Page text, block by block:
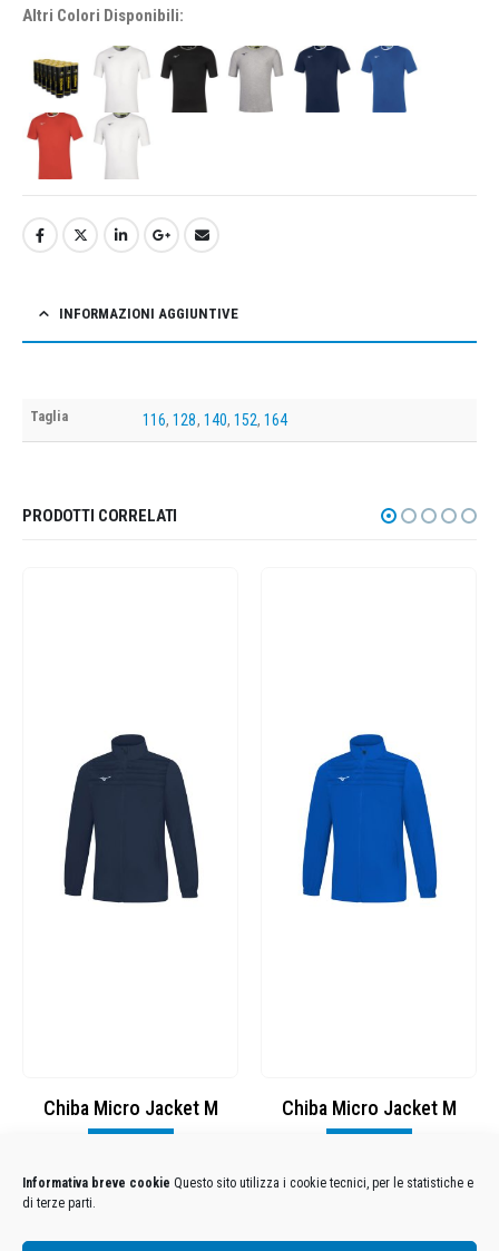
Informativa breve cookie Questo sito utilizza i cookie tecnici, per le statistiche e
di terze parti.
Altri Colori Disponibili:
INFORMAZIONI AGGIUNTIVE
Taglia 116,128, 140, 152,164
PRODOTTI CORRELATI
Chiba Micro Jacket M Chiba Micro Jacket M
Condizioni Generali di Utilizzo-Cookies-Privacy